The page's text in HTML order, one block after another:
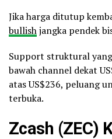
Jika harga ditutup
bullishjangka pendek
Support struktural
bawah channel dekat
atas US$236, peluang
terbuka.
Zcash (ZEC)